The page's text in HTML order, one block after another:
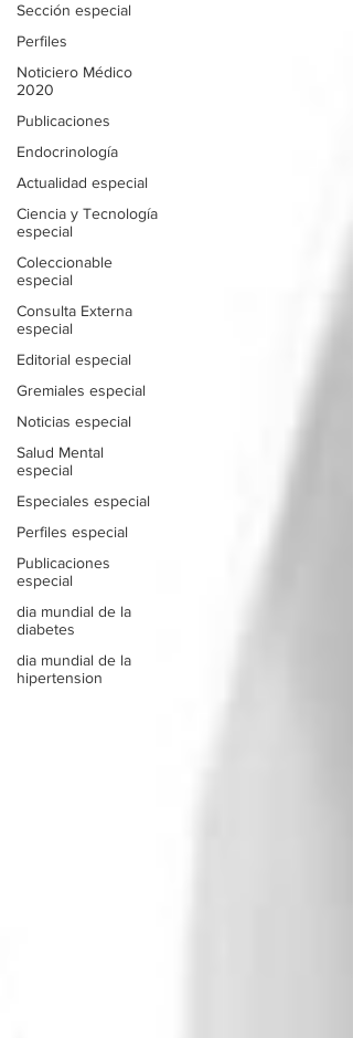
Sección especial
Perfiles
Noticiero Médico
2020
Publicaciones
Endocrinología
Actualidad especial
Ciencia y Tecnología
especial
Coleccionable
especial
Consulta Externa
especial
Editorial especial
Gremiales especial
Noticias especial
Salud Mental
especial
Especiales especial
Perfiles especial
Publicaciones
especial
dia mundial de la
diabetes
dia mundial de la
hipertension